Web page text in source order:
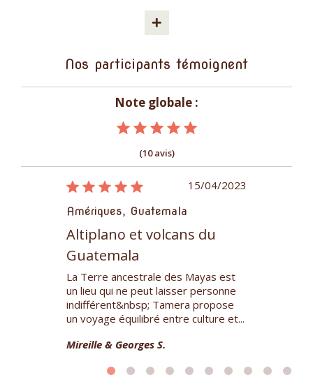
+
Nos participants témoignent
Note globale :
(10 avis)
15/04/2023
Amériques, Guatemala
Altiplano et volcans du
Guatemala
La Terre ancestrale des Mayas est
un lieu qui ne peut laisser personne
indifférent&nbsp; Tamera propose
un voyage équilibré entre culture et...
Mireille & Georges S.